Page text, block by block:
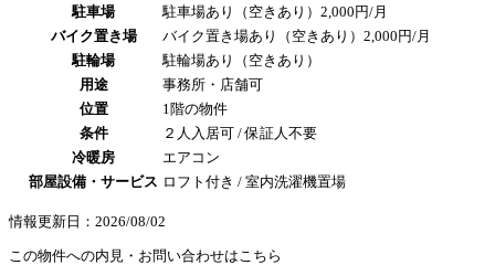
駐車場
駐車場あり（空きあり）2,000円/月
バイク置き場
バイク置き場あり（空きあり）2,000円/月
駐輪場
駐輪場あり（空きあり）
用途
事務所・店舗可
位置
1階の物件
条件
２人入居可 / 保証人不要
冷暖房
エアコン
部屋設備・サービス ロフト付き / 室内洗濯機置場
情報更新日：2026/08/02
この物件への内見・お問い合わせはこちら